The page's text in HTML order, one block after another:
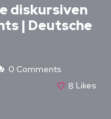
diskursiven
| Deutsche
0 Comments
8 Likes